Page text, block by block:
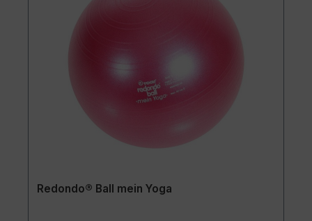
Redondo® Ball mein Yoga